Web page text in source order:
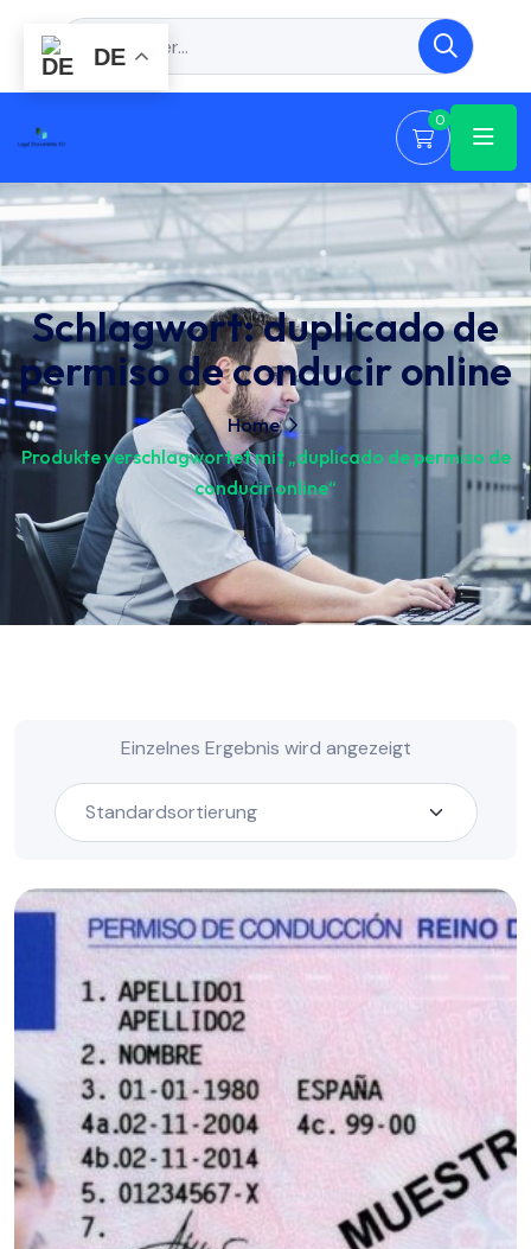
0
Schlagwort:duplicado de
permiso de conducir online
Home
Produkte verschlagwortet mit „duplicado de permiso de
conducir online“
Einzelnes Ergebnis wird angezeigt
DE